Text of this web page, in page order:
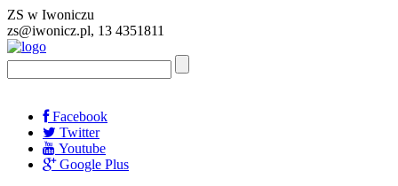
ZS w Iwoniczu
zs@iwonicz.pl, 13 4351811
Facebook
Twitter
Youtube
Google Plus